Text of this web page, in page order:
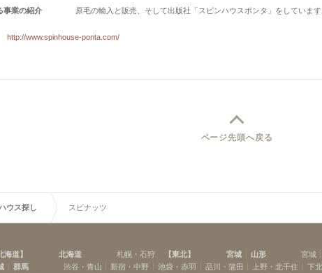
事業の紹介
原毛の輸入と販売、そして出版社「スピンハウスポンタ」をしています
http://www.spinhouse-ponta.com/
ページ先頭へ戻る
ウス探し スピナッツ
海道】 北海道 札幌・石狩 【東北】 宮城 山形 宮城
群馬 渋谷・青山 新宿・中野 池袋・赤羽 品川・蒲田 上野・北千住 下